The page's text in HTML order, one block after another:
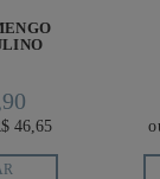
46,65